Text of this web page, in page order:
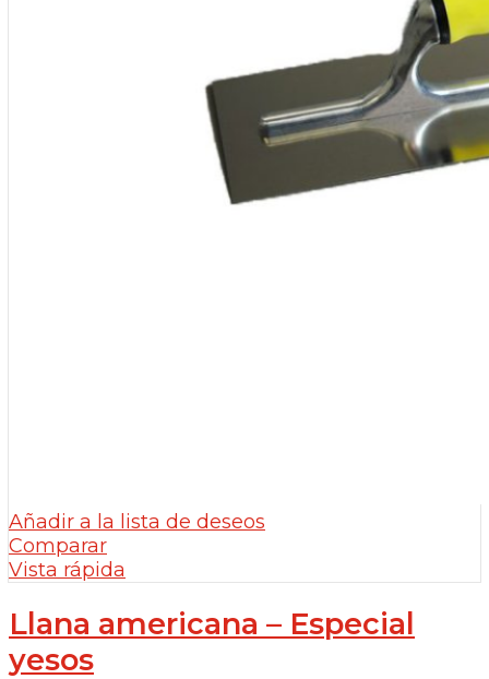
Añadir a la lista de deseos
Comparar
Vista rápida
Llana americana – Especial
yesos